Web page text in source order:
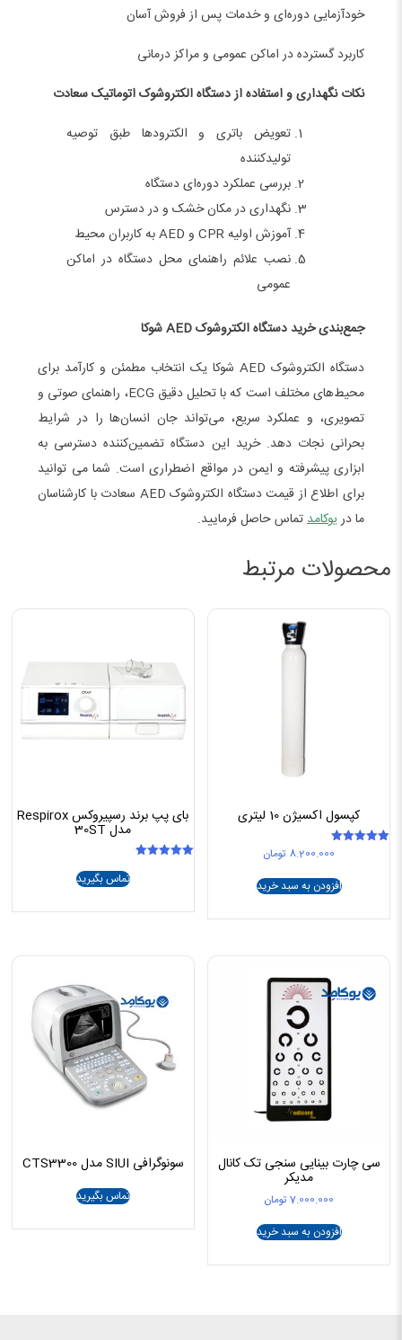
خودآزمایی دوره‌ای و خدمات پس از فروش آسان
کاربرد گسترده در اماکن عمومی و مراکز درمانی
نکات نگهداری و استفاده از دستگاه الکتروشوک اتوماتیک سعادت
تعویض باتری و الکترودها طبق توصیه
تولیدکننده
بررسی عملکرد دوره‌ای دستگاه
نگهداری در مکان خشک و در دسترس
آموزش اولیه CPR و AED به کاربران محیط
نصب علائم راهنمای محل دستگاه در اماکن
عمومی
جمع‌بندی خرید دستگاه الکتروشوک AED شوکا
دستگاه الکتروشوک AED شوکا یک انتخاب مطمئن و کارآمد برای
محیط‌های مختلف است که با تحلیل دقیق ECG، راهنمای صوتی و
تصویری، و عملکرد سریع، می‌تواند جان انسان‌ها را در شرایط
بحرانی نجات دهد. خرید این دستگاه تضمین‌کننده دسترسی به
ابزاری پیشرفته و ایمن در مواقع اضطراری است. شما می توانید
برای اطلاع از قیمت دستگاه الکتروشوک AED سعادت با کارشناسان
ما دریوکامدتماس حاصل فرمایید.
محصولات مرتبط
کپسول اکسیژن 10 لیتری
8.200.000 تومان
افزودن به سبد خرید
بای پپ برند رسپیروکس Respirox
مدل 30ST
تماس بگیرید
سی چارت بینایی سنجی تک کانال
مدیکر
7.000.000 تومان
افزودن به سبد خرید
سونوگرافی SIUI مدل CTS3300
تماس بگیرید